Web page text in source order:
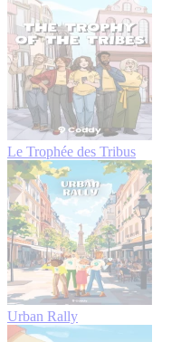
Le Trophée des Tribus
Urban Rally